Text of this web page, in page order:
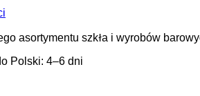
asortymentu szkła i wyrobów
Polski: 4–6 dni